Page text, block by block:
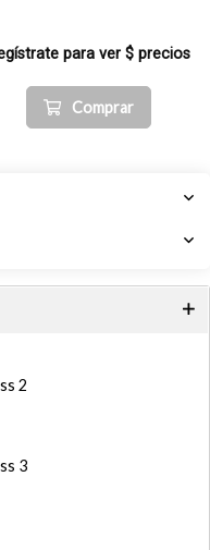
2
3
para ver $ precios
Comprar